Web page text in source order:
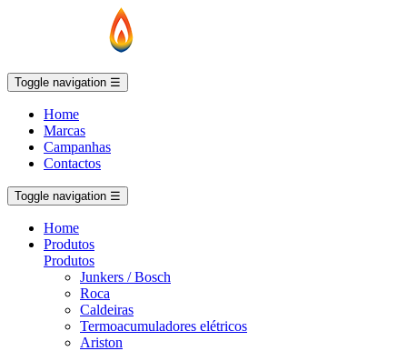
Toggle navigation ☰
Home
Marcas
Campanhas
Contactos
Toggle navigation ☰
Home
Produtos
Produtos
Junkers / Bosch
Roca
Caldeiras
Termoacumuladores elétricos
Ariston